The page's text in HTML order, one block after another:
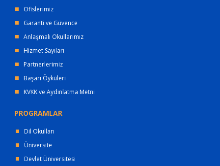
Ofislerimiz
Garanti ve Güvence
Anlaşmalı Okullarımız
Hizmet Sayıları
Partnerlerimiz
Başarı Öyküleri
KVKK ve Aydınlatma Metni
PROGRAMLAR
Dil Okulları
Üniversite
Devlet Üniversitesi